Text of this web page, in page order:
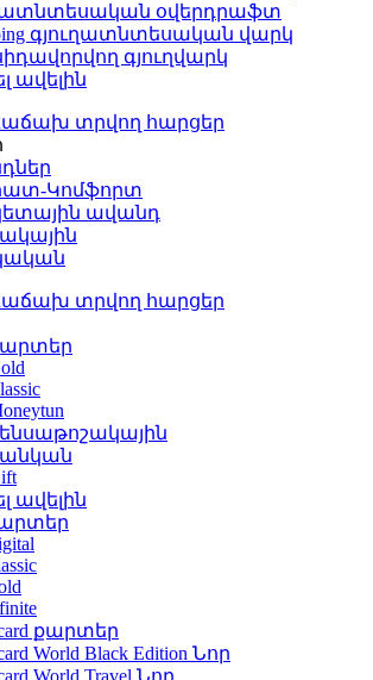
օվերդրաֆտ
գյուղատնտեսական վարկ
գյուղվարկ
ավելին
տրվող հարցեր
Կոմֆորտ
ավանդ
տրվող հարցեր
ավելին
քարտեր
World Black Edition Նոր
World Travel Նոր